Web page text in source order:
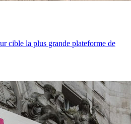
cible la plus grande plateforme de